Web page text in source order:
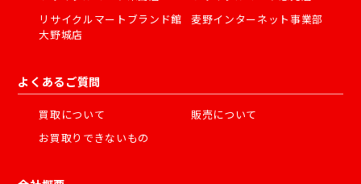
リサイクルマートブランド館
大野城店
麦野インターネット事業部
よくあるご質問
買取について
販売について
お買取りできないもの